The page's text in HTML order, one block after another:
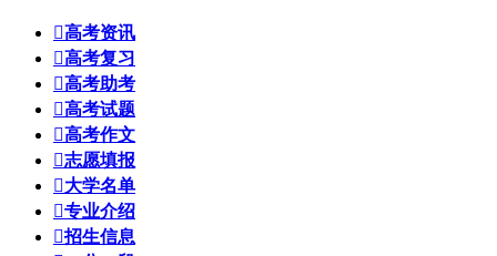
高考资讯
高考复习
高考助考
高考试题
高考作文
志愿填报
大学名单
专业介绍
招生信息